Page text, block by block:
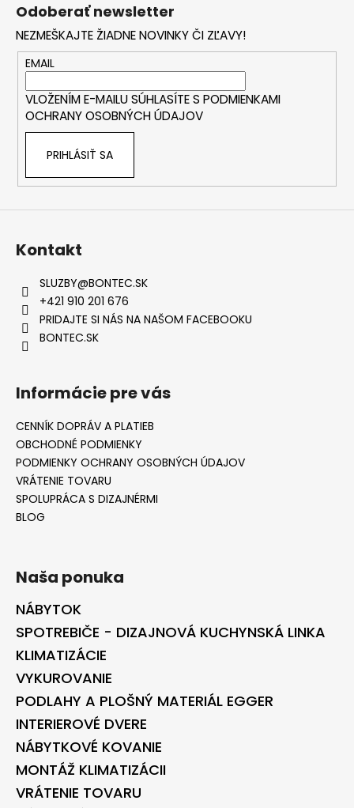
Odoberať newsletter
NEZMEŠKAJTE ŽIADNE NOVINKY ČI ZĽAVY!
EMAIL
VLOŽENÍM E-MAILU SÚHLASÍTE S PODMIENKAMI
OCHRANY OSOBNÝCH ÚDAJOV
PRIHLÁSIŤ SA
Kontakt
SLUZBY@BONTEC.SK
+421 910 201 676
PRIDAJTE SI NÁS NA NAŠOM FACEBOOKU
BONTEC.SK
Informácie pre vás
CENNÍK DOPRÁV A PLATIEB
OBCHODNÉ PODMIENKY
PODMIENKY OCHRANY OSOBNÝCH ÚDAJOV
VRÁTENIE TOVARU
SPOLUPRÁCA S DIZAJNÉRMI
BLOG
Naša ponuka
NÁBYTOK
SPOTREBIČE - DIZAJNOVÁ KUCHYNSKÁ LINKA
KLIMATIZÁCIE
VYKUROVANIE
PODLAHY A PLOŠNÝ MATERIÁL EGGER
INTERIEROVÉ DVERE
NÁBYTKOVÉ KOVANIE
MONTÁŽ KLIMATIZÁCII
VRÁTENIE TOVARU